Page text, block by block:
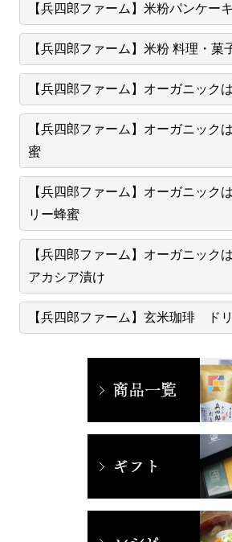
【兵四郎ファーム】米粉パンケー
【兵四郎ファーム】米粉 料理・菓
【兵四郎ファーム】オーガニック
【兵四郎ファーム】オーガニック
蜜
【兵四郎ファーム】オーガニック
リー蜂蜜
【兵四郎ファーム】オーガニック
アカシア漬け
【兵四郎ファーム】玄米珈琲 ド